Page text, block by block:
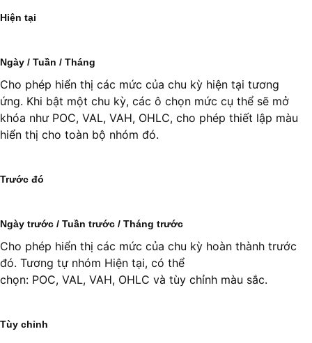
Hiện tại
Ngày / Tuần / Tháng
Cho phép hiển thị các mức của chu kỳ hiện tại tương
ứng. Khi bật một chu kỳ, các ô chọn mức cụ thể sẽ mở
khóa như POC, VAL, VAH, OHLC, cho phép thiết lập màu
hiển thị cho toàn bộ nhóm đó.
Trước đó
Ngày trước / Tuần trước / Tháng trước
Cho phép hiển thị các mức của chu kỳ hoàn thành trước
đó. Tương tự nhóm Hiện tại, có thể
chọn: POC, VAL, VAH, OHLC và tùy chỉnh màu sắc.
Tùy chỉnh